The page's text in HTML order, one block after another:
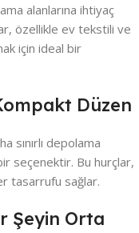
alanlarına ihtiyaç
özellikle ev tekstili ve
için ideal bir
Düzen
sınırlı depolama
seçenektir. Bu hurçlar,
tasarrufu sağlar.
Şeyin Orta